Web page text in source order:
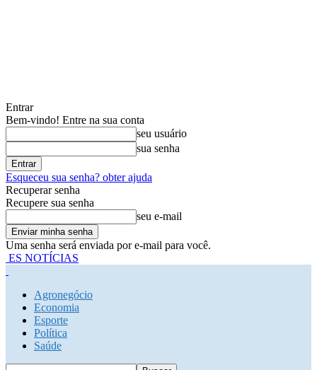
Entrar
Bem-vindo! Entre na sua conta
seu usuário
sua senha
Esqueceu sua senha? obter ajuda
Recuperar senha
Recupere sua senha
seu e-mail
Uma senha será enviada por e-mail para você.
ES NOTÍCIAS
Agronegócio
Economia
Esporte
Política
Saúde